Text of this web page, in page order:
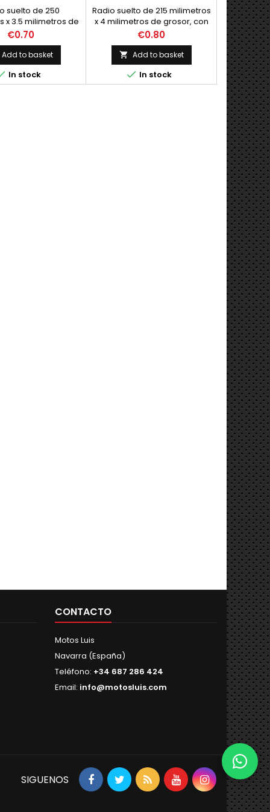
suelto de 250
x 3.5 milimetros de
la cabecilla a 90
grados
Price
€0.70
Add to basket
In stock
Radio suelto de 215 milimetros
x 4 milimetros de grosor, con
la cabecilla a 90 grados
Price
€0.80
 Add to basket
 In stock
Radio
x 4
la


CONTACTO
Motos Luis
Navarra (España)
Teléfono: +34 687 286 424
Email: info@motosluis.com
SIGUENOS